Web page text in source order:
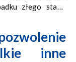
złego stanu
weź pod
odległość, na
przeprowadzki z
inne